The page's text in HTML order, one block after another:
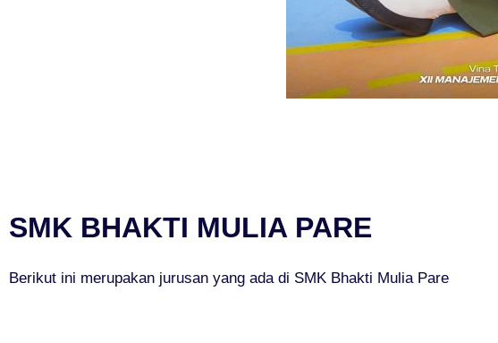
SMK BHAKTI MULIA PARE
Berikut ini merupakan jurusan yang ada di SMK Bhakti Mulia Pare